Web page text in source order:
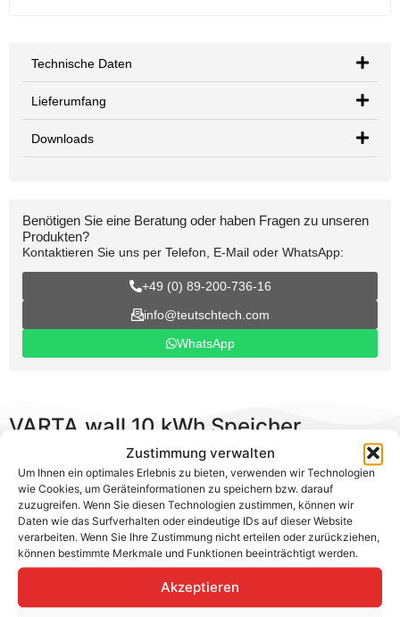
Zustimmung verwalten
Um Ihnen ein optimales Erlebnis zu bieten, verwenden wir Technologien
wie Cookies, um Geräteinformationen zu speichern bzw. darauf
zuzugreifen. Wenn Sie diesen Technologien zustimmen, können wir
Daten wie das Surfverhalten oder eindeutige IDs auf dieser Website
verarbeiten. Wenn Sie Ihre Zustimmung nicht erteilen oder zurückziehen,
können bestimmte Merkmale und Funktionen beeinträchtigt werden.
Akzeptieren
Technische Daten
Lieferumfang
Downloads
Benötigen Sie eine Beratung oder haben Fragen zu unseren
Produkten?
Kontaktieren Sie uns per Telefon, E-Mail oder WhatsApp:
+49 (0) 89-200-736-16
info@teutschtech.com
WhatsApp
VARTA.wall 10 kWh Speicher
Voraussetzung für die Installation, Inbetriebnahme und
Garantieanmeldung ist eine VARTA
Zertifizierungsschulung, die du online absolvieren
kannst (zur VARTA Zertifizierungsschulung).
Die VARTA.wall ist ein Speichersystem einer neuen
Generation von modularen DC-Hochvolt-Speichern von
VARTA. Mit einer Einbautiefe von nur 10 cm ist es eines